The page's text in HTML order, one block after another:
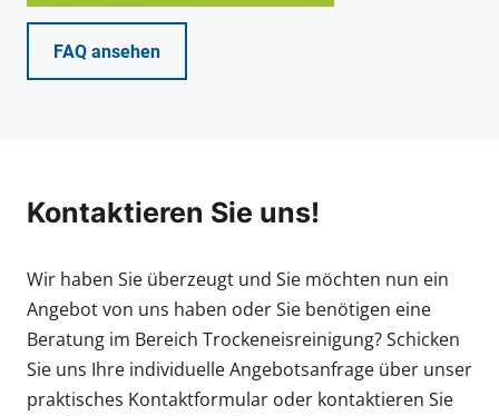
FAQ ansehen
Kontaktieren Sie uns!
Wir haben Sie überzeugt und Sie möchten nun ein
Angebot von uns haben oder Sie benötigen eine
Beratung im Bereich Trockeneisreinigung? Schicken
Sie uns Ihre individuelle Angebotsanfrage über unser
praktisches Kontaktformular oder kontaktieren Sie